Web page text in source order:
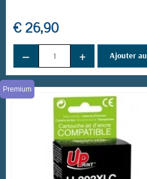
€ 26,90
− + Ajouter
Premium